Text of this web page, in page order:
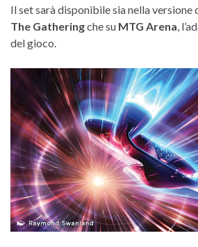
Il set sarà disponibile sia nella versione
The Gatheringche su MTG Arena,
del gioco.